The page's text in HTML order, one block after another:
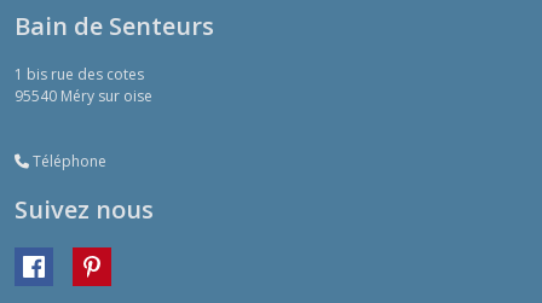
Bain de Senteurs
1 bis rue des cotes
95540 Méry sur oise
Téléphone
Suivez nous